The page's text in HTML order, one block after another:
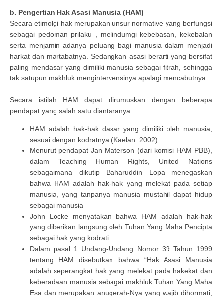
b. Pengertian Hak Asasi Manusia (HAM)
Secara etimolgi hak merupakan unsur normative yang berfungsi
sebagai pedoman prilaku , melindumgi kebebasan, kekebalan
serta menjamin adanya peluang bagi manusia dalam menjadi
harkat dan martabatnya. Sedangkan asasi berarti yang bersifat
paling mendasar yang dimiliki manusia sebagai fitrah, sehingga
tak satupun makhluk mengintervensinya apalagi mencabutnya.
Secara istilah HAM dapat dirumuskan dengan beberapa
pendapat yang salah satu diantaranya:
HAM adalah hak-hak dasar yang dimiliki oleh manusia,
sesuai dengan kodratnya (Kaelan: 2002).
Menurut pendapat Jan Materson (dari komisi HAM PBB),
dalam Teaching Human Rights, United Nations
sebagaimana dikutip Baharuddin Lopa menegaskan
bahwa HAM adalah hak-hak yang melekat pada setiap
manusia, yang tanpanya manusia mustahil dapat hidup
sebagai manusia
John Locke menyatakan bahwa HAM adalah hak-hak
yang diberikan langsung oleh Tuhan Yang Maha Pencipta
sebagai hak yang kodrati.
Dalam pasal 1 Undang-Undang Nomor 39 Tahun 1999
tentang HAM disebutkan bahwa “Hak Asasi Manusia
adalah seperangkat hak yang melekat pada hakekat dan
keberadaan manusia sebagai makhluk Tuhan Yang Maha
Esa dan merupakan anugerah-Nya yang wajib dihormati,